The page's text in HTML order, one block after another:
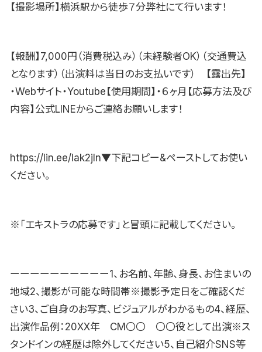
【撮影場所】横浜駅から徒歩７分弊社にて行います！
【報酬】7,000円（消費税込み）（未経験者OK）（交通費込
となります）（出演料は当日のお支払いです） 【露出先】
・Webサイト・Youtube【使用期間】・６ヶ月【応募方法及び
内容】公式LINEからご連絡お願いします！
https://lin.ee/lak2jIn▼下記コピー&ペーストしてお使い
ください。
※「エキストラの応募です」と冒頭に記載してください。
ーーーーーーーーーー1、お名前、年齢、身長、お住まいの
地域2、撮影が可能な時間帯※撮影予定日をご確認くだ
さい3、ご自身のお写真、ビジュアルがわかるもの4、経歴、
出演作品例：20XX年 CM〇〇 〇〇役として出演※ス
タンドインの経歴は除外してください5、自己紹介SNS等